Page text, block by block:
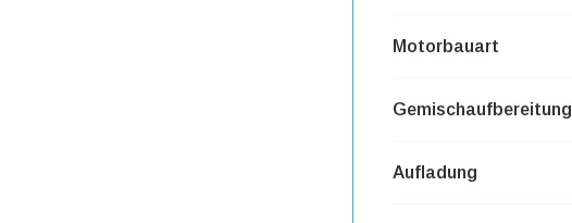
Motorbauart
Gemischaufbereitung
Aufladung